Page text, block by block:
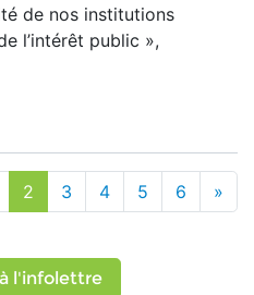
de nos institutions
l’intérêt public »,
2 3 4 5 6 »
l'infolettre